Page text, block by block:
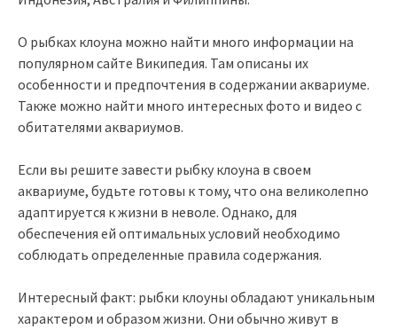
О рыбках клоуна можно найти много информации на
популярном сайте Википедия. Там описаны их
особенности и предпочтения в содержании аквариуме.
Также можно найти много интересных фото и видео с
обитателями аквариумов.
Если вы решите завести рыбку клоуна в своем
аквариуме, будьте готовы к тому, что она великолепно
адаптируется к жизни в неволе. Однако, для
обеспечения ей оптимальных условий необходимо
соблюдать определенные правила содержания.
Интересный факт: рыбки клоуны обладают уникальным
характером и образом жизни. Они обычно живут в